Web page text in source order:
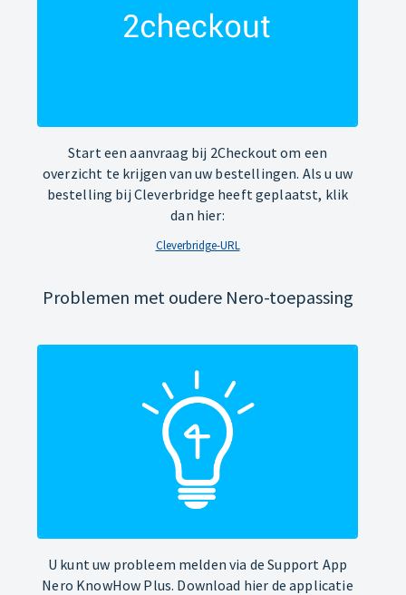
Start een aanvraag bij 2Checkout om een
overzicht te krijgen van uw bestellingen. Als u uw
bestelling bij Cleverbridge heeft geplaatst, klik
dan hier:
Cleverbridge-URL
Problemen met oudere Nero-toepassing
U kunt uw probleem melden via de Support App
Nero KnowHow Plus. Download hier de applicatie